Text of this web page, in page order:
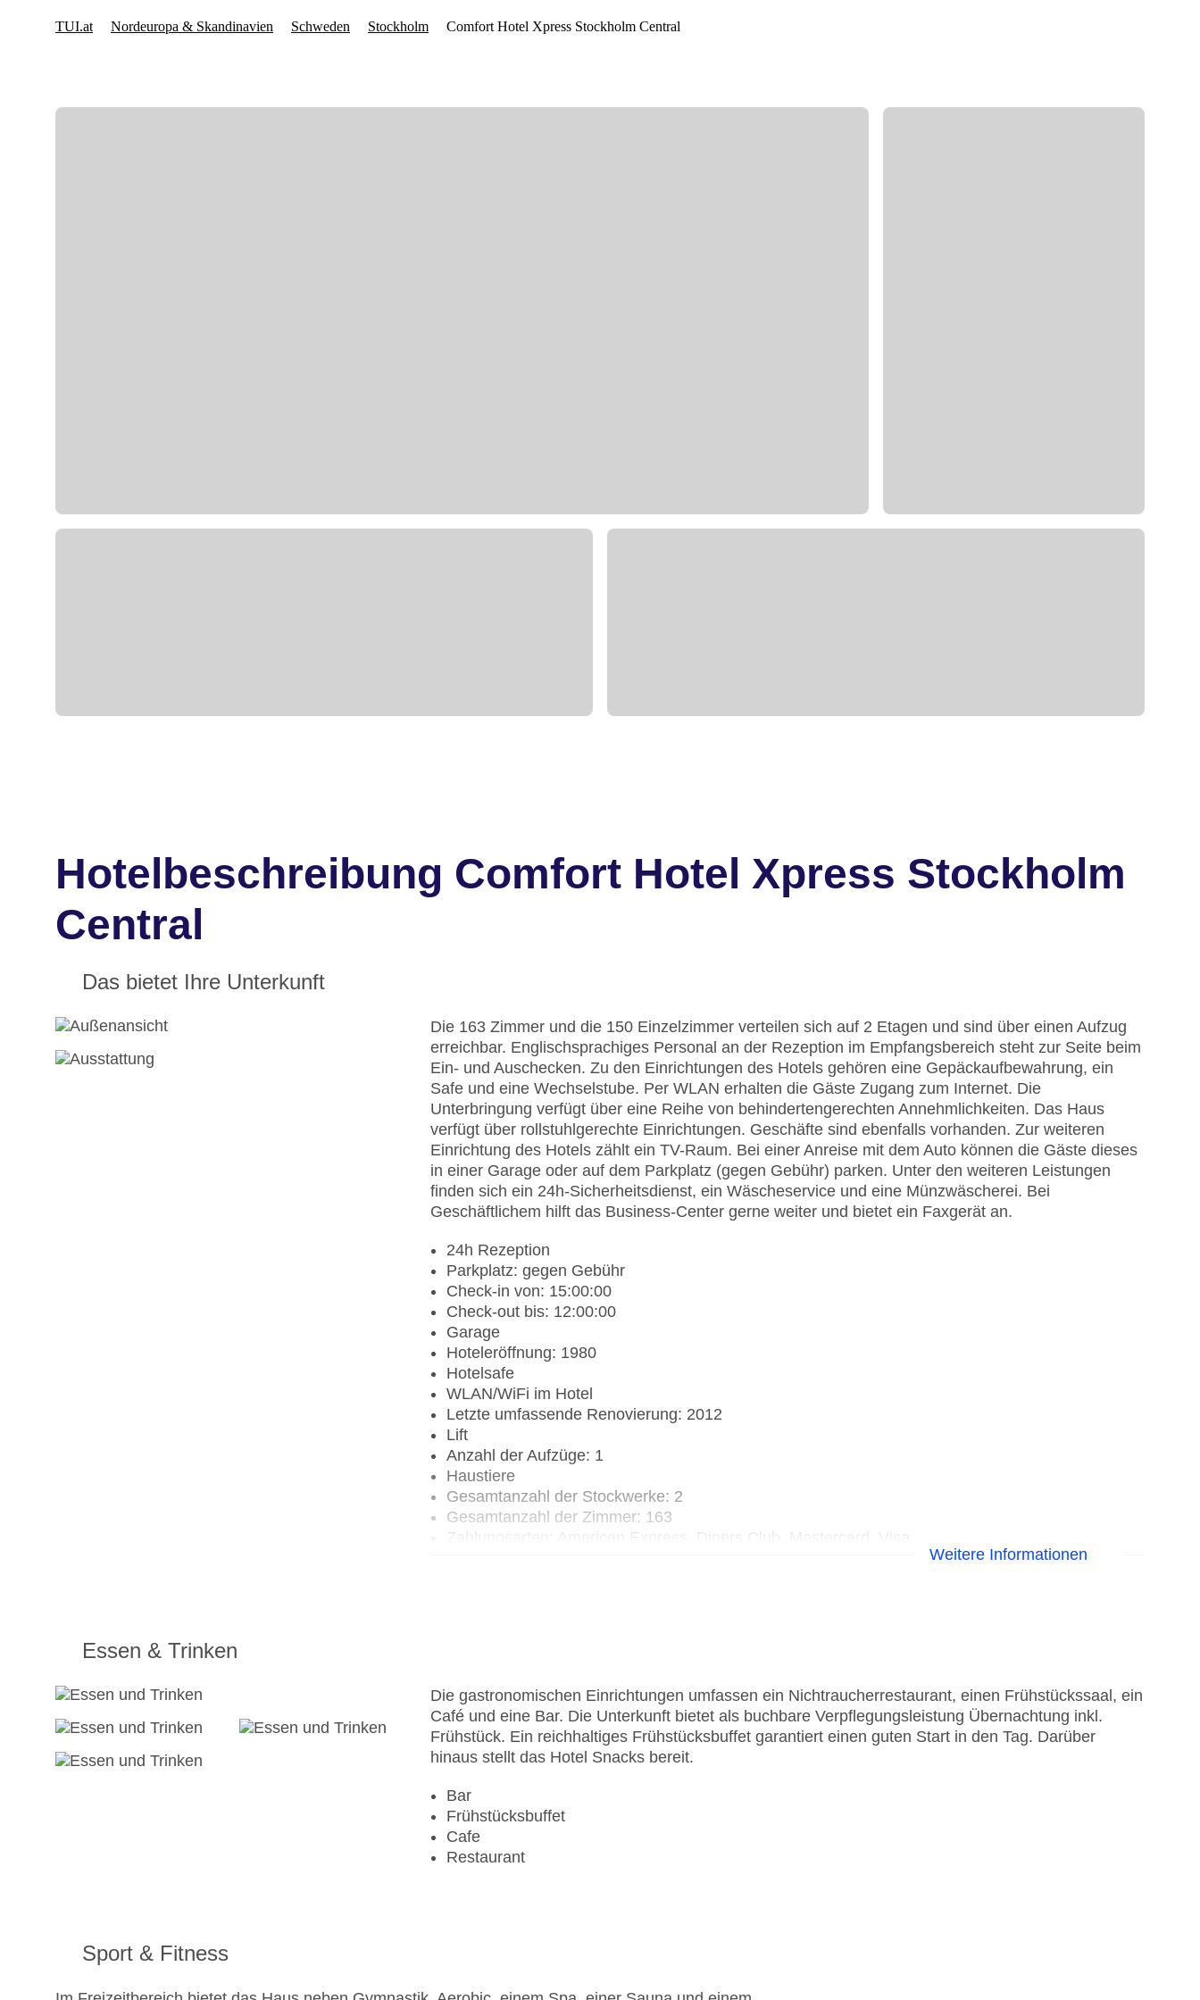
Hotelbeschreibung Comfort Hotel Xpress Stockholm
Central
Das bietet Ihre Unterkunft
Die 163 Zimmer und die 150 Einzelzimmer verteilen sich auf 2 Etagen und sind über einen Aufzug
erreichbar. Englischsprachiges Personal an der Rezeption im Empfangsbereich steht zur Seite beim
Ein- und Auschecken. Zu den Einrichtungen des Hotels gehören eine Gepäckaufbewahrung, ein
Safe und eine Wechselstube. Per WLAN erhalten die Gäste Zugang zum Internet. Die
Unterbringung verfügt über eine Reihe von behindertengerechten Annehmlichkeiten. Das Haus
verfügt über rollstuhlgerechte Einrichtungen. Geschäfte sind ebenfalls vorhanden. Zur weiteren
Einrichtung des Hotels zählt ein TV-Raum. Bei einer Anreise mit dem Auto können die Gäste dieses
in einer Garage oder auf dem Parkplatz (gegen Gebühr) parken. Unter den weiteren Leistungen
finden sich ein 24h-Sicherheitsdienst, ein Wäscheservice und eine Münzwäscherei. Bei
Geschäftlichem hilft das Business-Center gerne weiter und bietet ein Faxgerät an.
24h Rezeption
Parkplatz: gegen Gebühr
Check-in von: 15:00:00
Check-out bis: 12:00:00
Garage
Hoteleröffnung: 1980
Hotelsafe
WLAN/WiFi im Hotel
Letzte umfassende Renovierung: 2012
Lift
Anzahl der Aufzüge: 1
Haustiere
Gesamtanzahl der Stockwerke: 2
Gesamtanzahl der Zimmer: 163
Weitere Informationen
Essen & Trinken
Die gastronomischen Einrichtungen umfassen ein Nichtraucherrestaurant, einen Frühstückssaal, ein
Café und eine Bar. Die Unterkunft bietet als buchbare Verpflegungsleistung Übernachtung inkl.
Frühstück. Ein reichhaltiges Frühstücksbuffet garantiert einen guten Start in den Tag. Darüber
hinaus stellt das Hotel Snacks bereit.
Bar
Frühstücksbuffet
Cafe
Restaurant
Sport & Fitness